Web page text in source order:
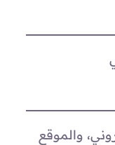
والموقع